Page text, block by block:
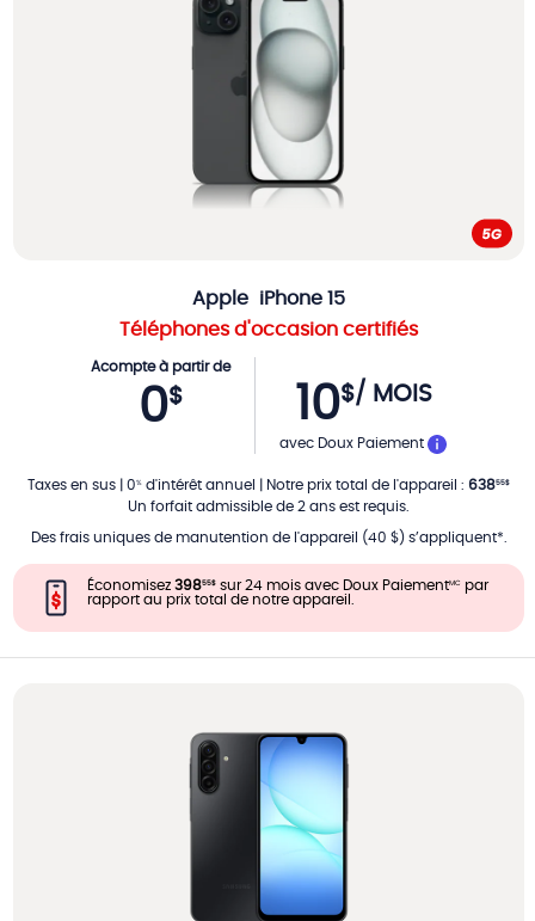
Apple
iPhone 15
Téléphones d'occasion certifiés
Acompte à partir de
0$ 10$/ MOIS
PAR MOIS
avec Doux Paiement
Taxes en sus 0% d'intérêt annuel Notre prix total de l'appareil : 63855$
Un forfait admissible de 2 ans est requis.
Des frais uniques de manutention de l'appareil (40 $) s’appliquent*.
Économisez 39855$ sur 24 mois avec Doux PaiementMC
par
rapport au prix total de notre appareil.